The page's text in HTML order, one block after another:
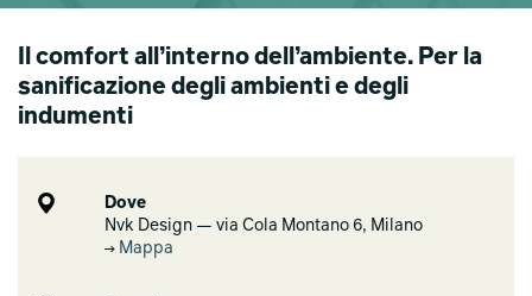
Il comfort all’interno dell’ambiente. Per la
sanificazione degli ambienti e degli
indumenti
Dove
Nvk Design — via Cola Montano 6, Milano
Mappa